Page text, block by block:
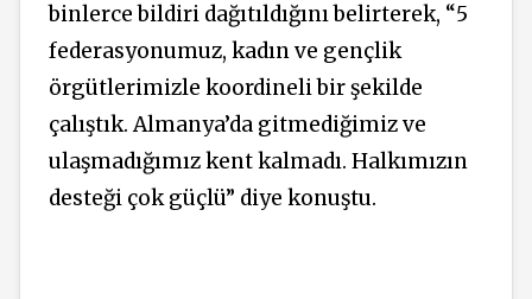
binlerce bildiri dağıtıldığını belirterek, “5
federasyonumuz, kadın ve gençlik
örgütlerimizle koordineli bir şekilde
çalıştık. Almanya’da gitmediğimiz ve
ulaşmadığımız kent kalmadı. Halkımızın
desteği çok güçlü” diye konuştu.